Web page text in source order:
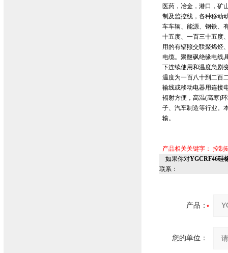
医药，冶金，港口，矿
制及监控线，各种移动
车车辆、能源、钢铁、
十五度、一百三十五度
用的有辐照交联聚烯烃
电缆。聚醚砜绝缘电线
下连续使用和温度急剧
温度为一百八十到二百
输线或移动电器用连接
辐射方便，高温(高寒)
子、汽车制造等行业。
输。
产品相关关键字： 控制
如果你对YGCRF46硅
联系：
产品：
您的单位：